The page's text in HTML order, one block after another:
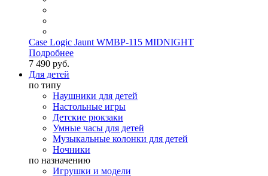
Case Logic Jaunt WMBP-115 MIDNIGHT
Подробнее
7 490 руб.
Для детей
по типу
Наушники для детей
Настольные игры
Детские рюкзаки
Умные часы для детей
Музыкальные колонки для детей
Ночники
по назначению
Игрушки и модели